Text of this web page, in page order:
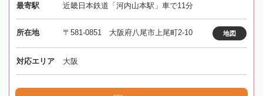
最寄駅 近畿日本鉄道「河内山本駅」車で11分
所在地 〒581-0851 大阪府八尾市上尾町2-10 地図
対応エリア 大阪